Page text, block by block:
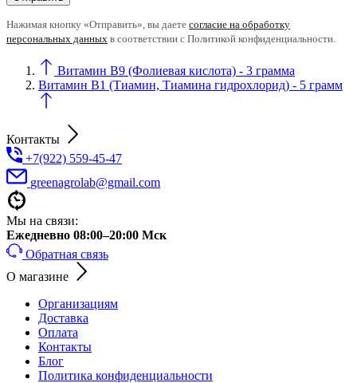
Нажимая кнопку «Отправить», вы даете согласие на обработку
персональных данных в соответствии с Политикой конфиденциальности.
Витамин B9 (Фолиевая кислота) - 3 грамма
Витамин B1 (Тиамин, Тиамина гидрохлорид) - 5 грамм
Контакты
+7(922) 559-45-47
greenagrolab@gmail.com
Мы на связи:
Ежедневно 08:00–20:00 Мск
Обратная связь
О магазине
Организациям
Доставка
Оплата
Контакты
Блог
Политика конфиденциальности